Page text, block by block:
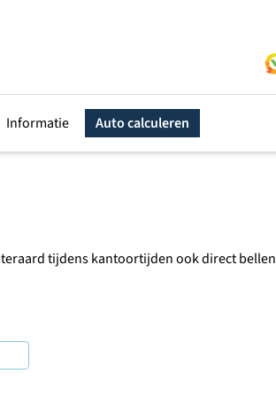
Informatie Auto calculeren
tijdens kantoortijden ook direct bellen